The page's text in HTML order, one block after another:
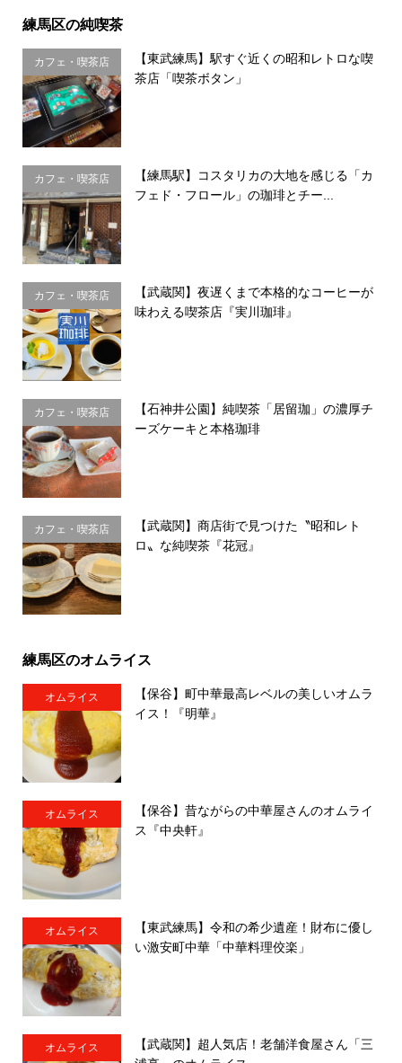
練馬区の純喫茶
カフェ・喫茶店
【東武練馬】駅すぐ近くの昭和レトロな喫
茶店「喫茶ボタン」
カフェ・喫茶店
【練馬駅】コスタリカの大地を感じる「カ
フェド・フロール」の珈琲とチー...
カフェ・喫茶店
【武蔵関】夜遅くまで本格的なコーヒーが
味わえる喫茶店『実川珈琲』
カフェ・喫茶店
【石神井公園】純喫茶「居留珈」の濃厚チ
ーズケーキと本格珈琲
カフェ・喫茶店
【武蔵関】商店街で見つけた〝昭和レト
ロ〟な純喫茶『花冠』
練馬区のオムライス
オムライス
【保谷】町中華最高レベルの美しいオムラ
イス！『明華』
オムライス
【保谷】昔ながらの中華屋さんのオムライ
ス『中央軒』
オムライス
【東武練馬】令和の希少遺産！財布に優し
い激安町中華「中華料理佼楽」
オムライス
【武蔵関】超人気店！老舗洋食屋さん「三